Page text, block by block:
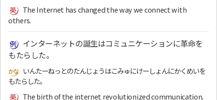
The Internet has changed the way we connect with
others.
インターネットの誕生はコミュニケーションに革命を
もたらした。
いんたーねっとのたんじょうはこみゅにけーしょんにかくめいを
もたらした。
The birth of the internet revolutionized communication.